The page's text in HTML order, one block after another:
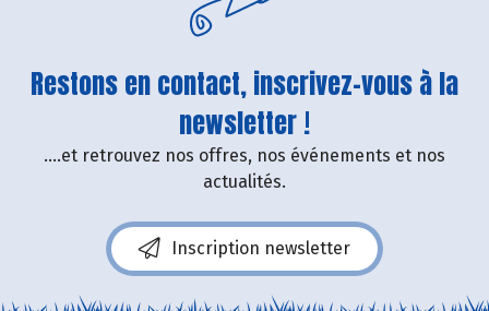
Restons en contact, inscrivez-vous à la
newsletter !
....et retrouvez nos offres, nos événements et nos
actualités.
Inscription newsletter